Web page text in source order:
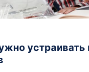
устраивать